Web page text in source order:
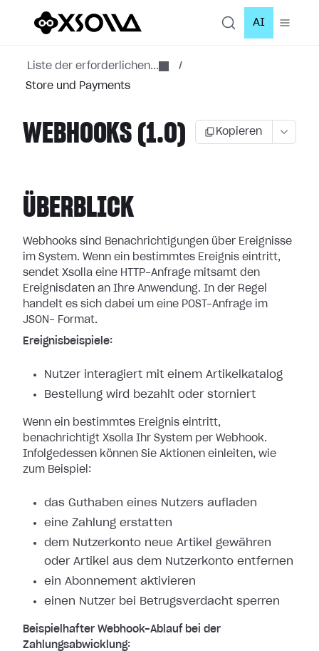
AI
Liste der erforderlichen...
/
Store und Payments
WEBHOOKS (1.0) Kopieren
ÜBERBLICK
Webhooks sind Benachrichtigungen über Ereignisse
im System. Wenn ein bestimmtes Ereignis eintritt,
sendet Xsolla eine HTTP-Anfrage mitsamt den
Ereignisdaten an Ihre Anwendung. In der Regel
handelt es sich dabei um eine POST-Anfrage im
JSON- Format.
Ereignisbeispiele:
Nutzer interagiert mit einem Artikelkatalog
Bestellung wird bezahlt oder storniert
Wenn ein bestimmtes Ereignis eintritt,
benachrichtigt Xsolla Ihr System per Webhook.
Infolgedessen können Sie Aktionen einleiten, wie
zum Beispiel:
das Guthaben eines Nutzers aufladen
eine Zahlung erstatten
dem Nutzerkonto neue Artikel gewähren
oder Artikel aus dem Nutzerkonto entfernen
ein Abonnement aktivieren
einen Nutzer bei Betrugsverdacht sperren
Beispielhafter Webhook-Ablauf bei der
Zahlungsabwicklung: